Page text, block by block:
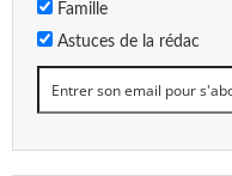
Famille
Astuces de la rédac